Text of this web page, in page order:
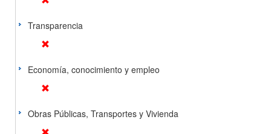
Transparencia
Economía, conocimiento y empleo
Obras Públicas, Transportes y Vivienda